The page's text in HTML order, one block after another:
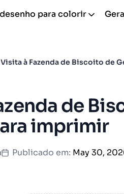
para colorir
Visita à Fazenda de Biscoito de
de
imprimir
Publicado em: May 30,